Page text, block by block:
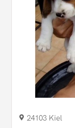
24103 Kiel